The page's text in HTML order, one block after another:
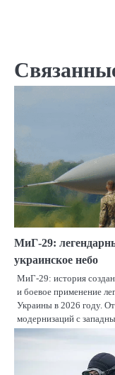
МиГ-29:
украинское небо
МиГ-29: история
и боевое применение
Украины в 2026 году.
модернизаций с